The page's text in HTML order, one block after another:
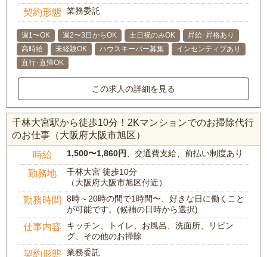
契約形態 業務委託
週1〜OK 週2〜3日からOK 土日祝のみOK
昇給･昇格あり
高時給
未経験OK ハウスキーパー募集
インセンティブあり
直行･直帰OK
この求人の詳細を見る
千林大宮駅から徒歩10分！2Kマンションでのお掃除代行
のお仕事（大阪府大阪市旭区）
時給 1,500〜1,860円 、交通費支給、前払い制度あり
勤務地
千林大宮 徒歩10分
（大阪府大阪市旭区付近）
勤務時間
8時～20時の間で1時間〜、好きな日に働くこと
が可能です。(候補の日時から選択)
仕事内容
キッチン、トイレ、お風呂、洗面所、リビン
グ、その他のお掃除
契約形態 業務委託